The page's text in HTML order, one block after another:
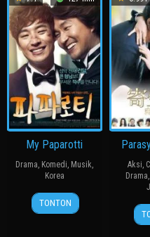
My Paparotti
Drama, Komedi, Musik,
Korea
14
Mar
윤
종
TONTON
Aksi,
Drama,